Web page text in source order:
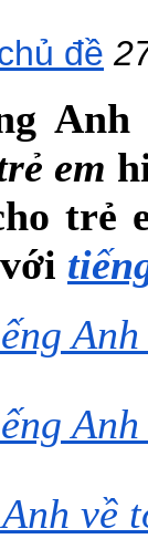
đề
Anh
em
trẻ
về